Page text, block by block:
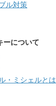
ル対策
ーについて
・ミシェルとは